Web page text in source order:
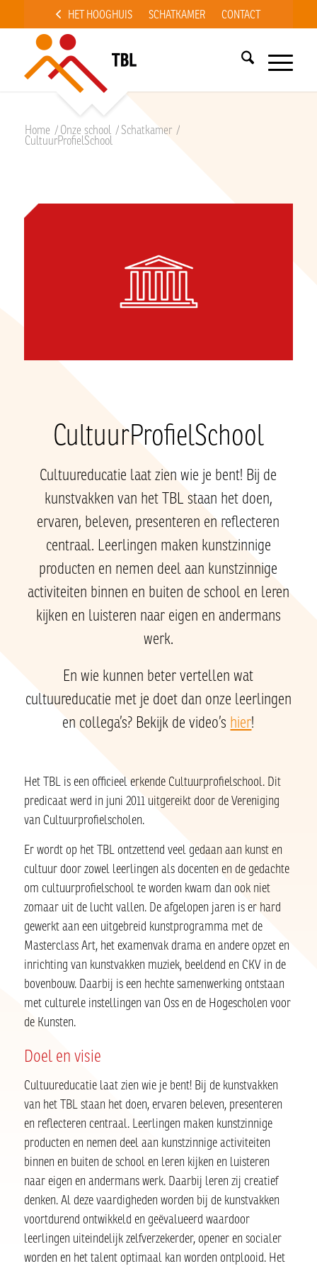
HET HOOGHUIS SCHATKAMER CONTACT
Home /Onze school /Schatkamer /
CultuurProfielSchool
CultuurProfielSchool
Cultuureducatie laat zien wie je bent! Bij de
kunstvakken van het TBL staan het doen,
ervaren, beleven, presenteren en reflecteren
centraal. Leerlingen maken kunstzinnige
producten en nemen deel aan kunstzinnige
activiteiten binnen en buiten de school en leren
kijken en luisteren naar eigen en andermans
werk.
En wie kunnen beter vertellen wat
cultuureducatie met je doet dan onze leerlingen
en collega’s? Bekijk de video’s hier!
Het TBL is een officieel erkende Cultuurprofielschool. Dit
predicaat werd in juni 2011 uitgereikt door de Vereniging
van Cultuurprofielscholen.
Er wordt op het TBL ontzettend veel gedaan aan kunst en
cultuur door zowel leerlingen als docenten en de gedachte
om cultuurprofielschool te worden kwam dan ook niet
zomaar uit de lucht vallen. De afgelopen jaren is er hard
gewerkt aan een uitgebreid kunstprogramma met de
Masterclass Art, het examenvak drama en andere opzet en
inrichting van kunstvakken muziek, beeldend en CKV in de
bovenbouw. Daarbij is een hechte samenwerking ontstaan
met culturele instellingen van Oss en de Hogescholen voor
de Kunsten.
Doel en visie
Cultuureducatie laat zien wie je bent! Bij de kunstvakken
van het TBL staan het doen, ervaren beleven, presenteren
en reflecteren centraal. Leerlingen maken kunstzinnige
producten en nemen deel aan kunstzinnige activiteiten
binnen en buiten de school en leren kijken en luisteren
naar eigen en andermans werk. Daarbij leren zij creatief
denken. Al deze vaardigheden worden bij de kunstvakken
voortdurend ontwikkeld en geëvalueerd waardoor
leerlingen uiteindelijk zelfverzekerder, opener en socialer
worden en het talent optimaal kan worden ontplooid. Het